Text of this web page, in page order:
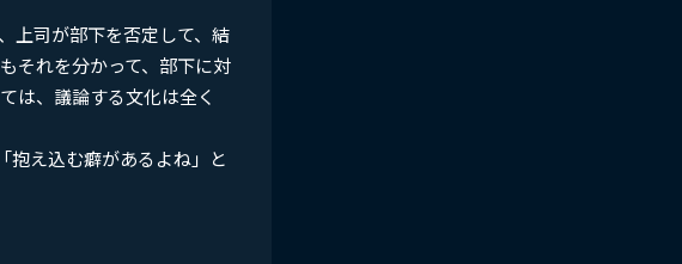
上司が部下を否定して、結
それを分かって、部下に対
は、議論する文化は全く
え込む癖があるよね」と